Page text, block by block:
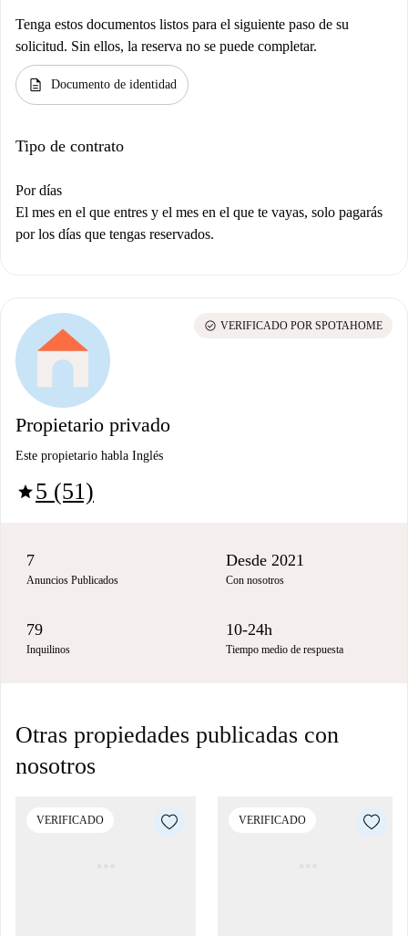
Tenga estos documentos listos para el siguiente paso de su
solicitud. Sin ellos, la reserva no se puede completar.
description Documento de identidad
Tipo de contrato
Por días
El mes en el que entres y el mes en el que te vayas, solo pagarás
por los días que tengas reservados.
Propietario privado
Este propietario habla Inglés
star5 (51)
check_circle VERIFICADO POR SPOTAHOME
7
Anuncios Publicados
Desde 2021
Con nosotros
79
Inquilinos
10-24h
Tiempo medio de respuesta
Otras propiedades publicadas con
nosotros
VERIFICADO VERIFICADO